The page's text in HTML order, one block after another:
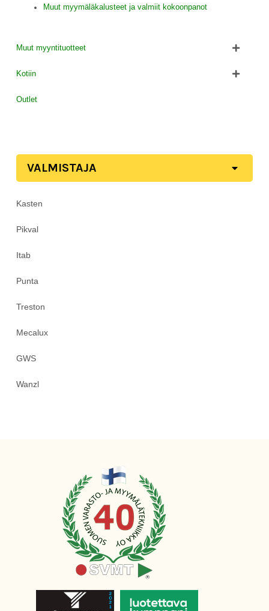
Muut myymäläkalusteet ja valmiit kokoonpanot
Muut myyntituotteet
Kotiin
Outlet
VALMISTAJA
Kasten
Pikval
Itab
Punta
Treston
Mecalux
GWS
Wanzl